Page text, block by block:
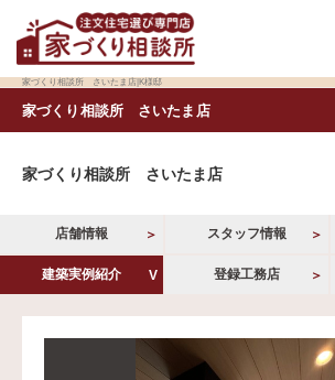
家づくり相談所 さいたま店|K様邸
家づくり相談所 さいたま店
家づくり相談所 さいたま店
店舗情報 スタッフ情報
建築実例紹介 登録工務店